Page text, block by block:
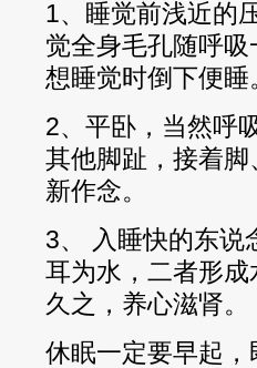
1、睡觉前浅近的
觉全身毛孔随呼
想睡觉时倒下便睡
2、平卧，当然呼
其他脚趾，接着
新作念。
3、 入睡快的东说
耳为水，二者形
久之，养心滋肾。
休眠一定要早起